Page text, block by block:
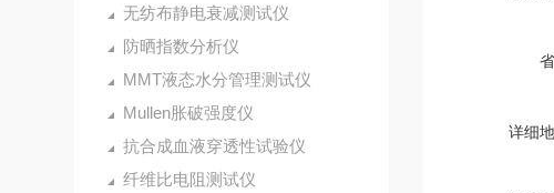
无纺布静电衰减测试仪
防晒指数分析仪
MMT液态水分管理测试仪
Mullen胀破强度仪
抗合成血液穿透性试验仪
纤维比电阻测试仪
详细